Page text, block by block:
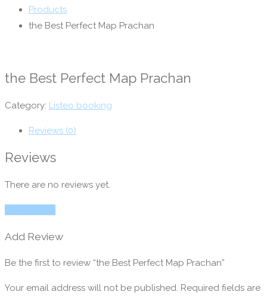
Products
the Best Perfect Map Prachan
the Best Perfect Map Prachan
Category: Listeo booking
Reviews (0)
Reviews
There are no reviews yet.
Add Review
Be the first to review “the Best Perfect Map Prachan”
Your email address will not be published. Required fields are